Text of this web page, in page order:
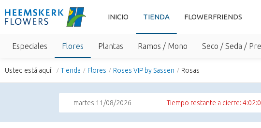
INICIO TIENDA FLOWERFRIENDS
Especiales Flores Plantas Ramos / Mono Seco / Seda /
Usted está aquí: Tienda Flores Roses VIP by Sassen Rosas
martes 11/08/2026 Tiempo restante a cierre: